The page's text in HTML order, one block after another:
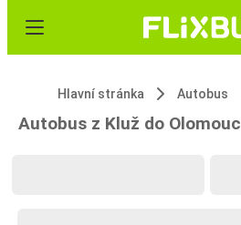
Hlavní stránka Autobus
Autobus z Kluž do Olomouc